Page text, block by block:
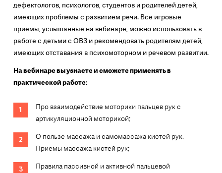
дефектологов, психологов, студентов и родителей детей,
имеющих проблемы с развитием речи. Все игровые
приемы, услышанные на вебинаре, можно использовать в
работе с детьми с ОВЗ и рекомендовать родителям детей,
имеющих отставания в психомоторном и речевом развитии.
На вебинаре вы узнаете и сможете применять в
практической работе:
Про взаимодействие моторики пальцев рук с
артикуляционной моторикой;
О пользе массажа и самомассажа кистей рук.
Приемы массажа кистей рук;
Правила пассивной и активной пальцевой